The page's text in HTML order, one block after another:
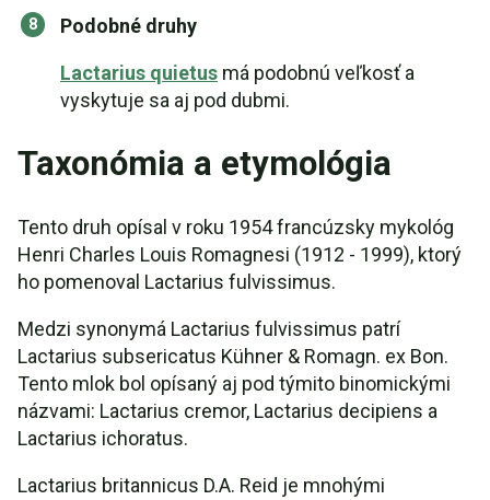
Podobné druhy
Lactarius quietus má podobnú veľkosť a
vyskytuje sa aj pod dubmi.
Taxonómia a etymológia
Tento druh opísal v roku 1954 francúzsky mykológ
Henri Charles Louis Romagnesi (1912 - 1999), ktorý
ho pomenoval Lactarius fulvissimus.
Medzi synonymá Lactarius fulvissimus patrí
Lactarius subsericatus Kühner & Romagn. ex Bon.
Tento mlok bol opísaný aj pod týmito binomickými
názvami: Lactarius cremor, Lactarius decipiens a
Lactarius ichoratus.
Lactarius britannicus D.A. Reid je mnohými